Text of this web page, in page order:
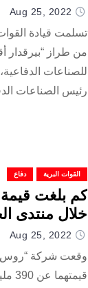
Aug 25, 2022
من طراز “بيرقدار
رئيس الصناعات
القوات البرية دفاع
كم بلغت قيمة
خلال منتدى
Aug 25, 2022
وقعت شركة “روس